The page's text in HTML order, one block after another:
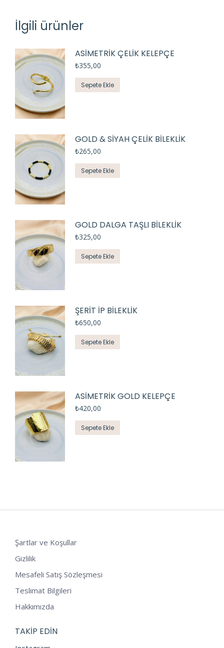
İlgili ürünler
ASİMETRİK ÇELİK KELEPÇE
₺355,00
Sepete Ekle
GOLD & SİYAH ÇELİK BİLEKLİK
₺265,00
Sepete Ekle
GOLD DALGA TAŞLI BİLEKLİK
₺325,00
Sepete Ekle
ŞERİT İP BİLEKLİK
₺650,00
Sepete Ekle
ASİMETRİK GOLD KELEPÇE
₺420,00
Sepete Ekle
Şartlar ve Koşullar
Gizlilik
Mesafeli Satış Sözleşmesi
Teslimat Bilgileri
Hakkımızda
TAKIP EDIN